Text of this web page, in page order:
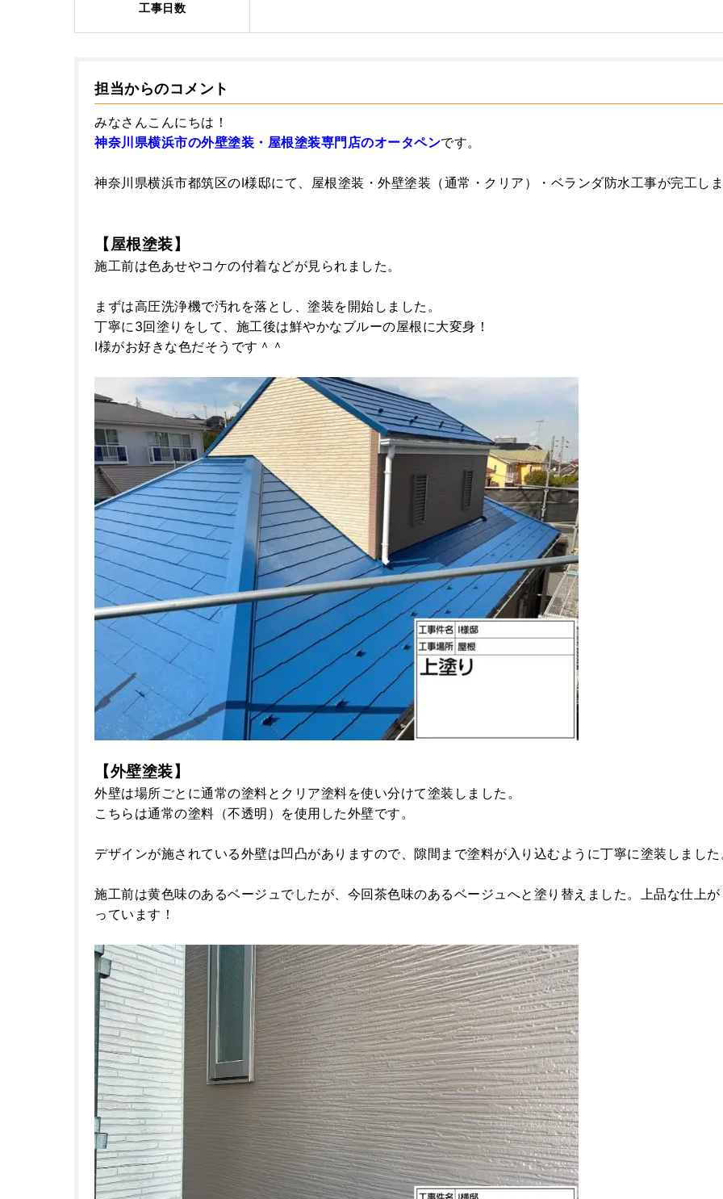
工事日数
担当からのコメント
みなさんこんにちは！
神奈川県横浜市の外壁塗装・屋根塗装専門店のオータペンです。
神奈川県横浜市都筑区のI様邸にて、屋根塗装・外壁塗装（通常・クリア）・ベランダ防水工事が完工し
【屋根塗装】
施工前は色あせやコケの付着などが見られました。
まずは高圧洗浄機で汚れを落とし、塗装を開始しました。
丁寧に3回塗りをして、施工後は鮮やかなブルーの屋根に大変身！
I様がお好きな色だそうです＾＾
【外壁塗装】
外壁は場所ごとに通常の塗料とクリア塗料を使い分けて塗装しました。
こちらは通常の塗料（不透明）を使用した外壁です。
デザインが施されている外壁は凹凸がありますので、隙間まで塗料が入り込むように丁寧に塗装しました
施工前は黄色味のあるベージュでしたが、今回茶色味のあるベージュへと塗り替えました。上品な仕上
っています！